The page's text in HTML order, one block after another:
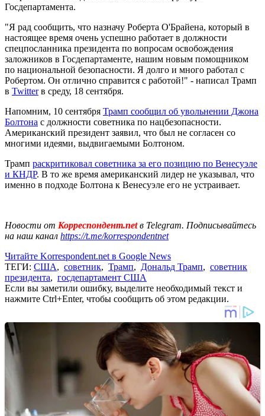
Госдепартамента.
"Я рад сообщить, что назначу Роберта О'Брайена, который в
настоящее время очень успешно работает в должности
спецпосланника президента по вопросам освобождения
заложников в Госдепартаменте, нашим новым помощником
по национальной безопасности. Я долго и много работал с
Робертом. Он отлично справится с работой!" - написал Трамп
в Twitterв среду, 18 сентября.
Напомним, 10 сентября Трамп сообщил об увольнении Джона
Болтона с должности советника по нацбезопасности.
Американский президент заявил, что был не согласен со
многими идеями, выдвигаемыми Болтоном.
Трамп раскритиковал советника за его позицию по Венесуэле
и КНДР. В то же время американский лидер не указывал, что
именно в подходе Болтона к Венесуэле его не устраивает.
Новости от Корреспондент.netв Telegram. Подписывайтесь
на наш канал https://t.me/korrespondentnet
Читайте Korrespondent.net в Google News
ТЕГИ: США, советник, Трамп, Дональд Трамп, советник
президента, госдепартамент США
Если вы заметили ошибку, выделите необходимый текст и
нажмите Ctrl+Enter, чтобы сообщить об этом редакции.